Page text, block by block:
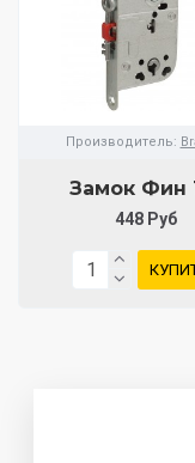
Производитель:
Замок Фин
448 Руб